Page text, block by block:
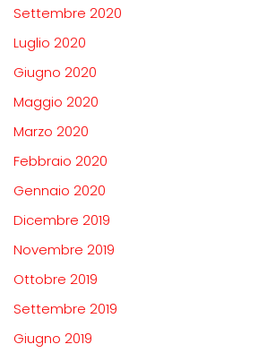
Settembre 2020
Luglio 2020
Giugno 2020
Maggio 2020
Marzo 2020
Febbraio 2020
Gennaio 2020
Dicembre 2019
Novembre 2019
Ottobre 2019
Settembre 2019
Giugno 2019